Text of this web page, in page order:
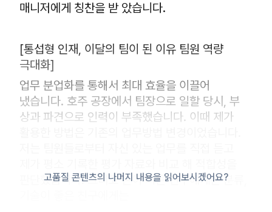
매니저에게 칭찬을 받 았습니다.
[통섭형 인재, 이달의 팀이 된 이유 팀원 역량
극대화]
업무 분업화를 통해서 최대 효율을 이끌어
냈습니다. 호주 공장에서 팀장으로 일할 당시, 부
상과 파견으로 인력이 부족했습니다. 이때 제가
판단했습니다. 그리고 손이 빠른 친구에게는 분류,
고품질 콘텐츠의 나머지 내용을 읽어보시겠어요?